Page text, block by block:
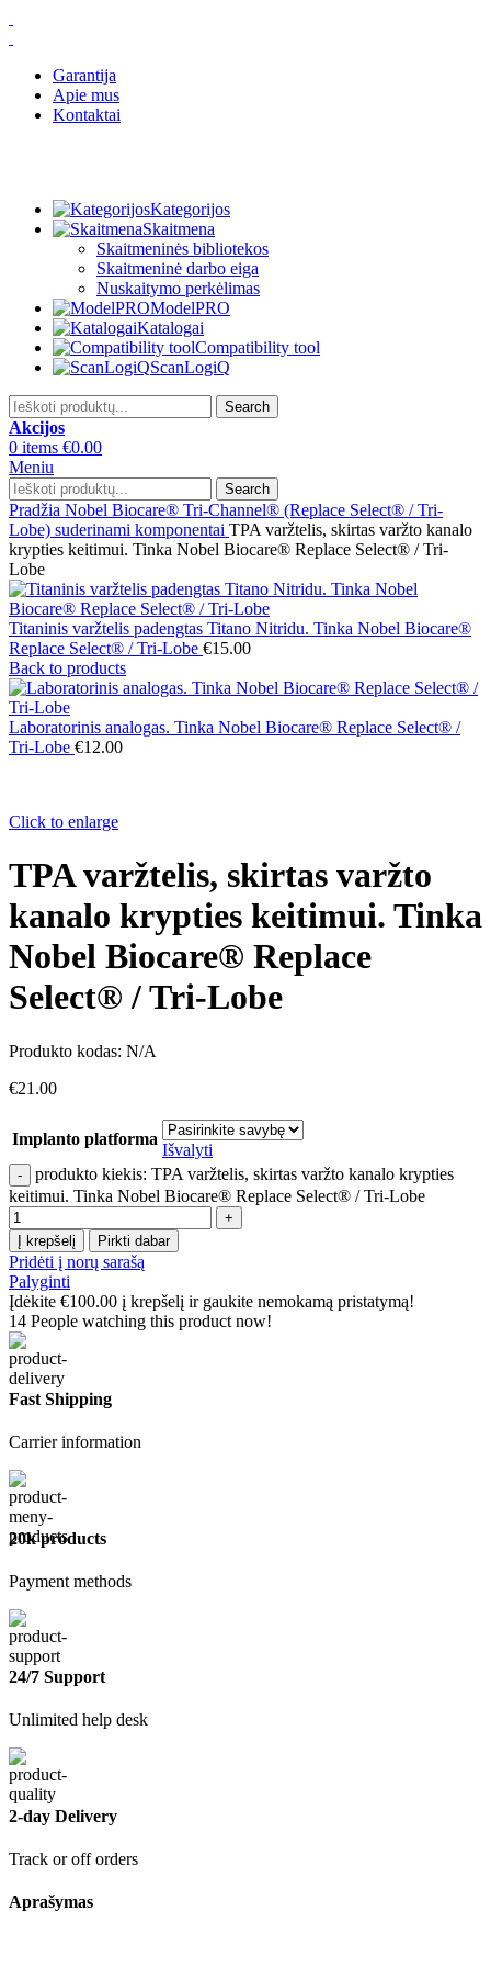
Garantija
Apie mus
Kontaktai
Kategorijos
Skaitmena
Skaitmeninės bibliotekos
Skaitmeninė darbo eiga
Nuskaitymo perkėlimas
ModelPRO
Katalogai
Compatibility tool
ScanLogiQ
Search
Akcijos
0 items €0.00
Meniu
Search
Pradžia Nobel Biocare® Tri-Channel® (Replace Select® / Tri-
Lobe) suderinami komponentai TPA varžtelis, skirtas varžto kanalo
krypties keitimui. Tinka Nobel Biocare® Replace Select® / Tri-
Lobe
Titaninis varžtelis padengtas Titano Nitridu. Tinka Nobel Biocare®
Replace Select® / Tri-Lobe €15.00
Back to products
Laboratorinis analogas. Tinka Nobel Biocare® Replace Select® /
Tri-Lobe €12.00
Click to enlarge
TPA varžtelis, skirtas varžto
kanalo krypties keitimui. Tinka
Nobel Biocare® Replace
Select® / Tri-Lobe
Produkto kodas: N/A
€21.00
Implanto platforma
Išvalyti
produkto kiekis: TPA varžtelis, skirtas varžto kanalo krypties
keitimui. Tinka Nobel Biocare® Replace Select® / Tri-Lobe
Į krepšelį Pirkti dabar
Pridėti į norų sarašą
Palyginti
Įdėkite €100.00 į krepšelį ir gaukite nemokamą pristatymą!
14 People watching this product now!
Fast Shipping
Carrier information
20k products
Payment methods
24/7 Support
Unlimited help desk
2-day Delivery
Track or off orders
Aprašymas